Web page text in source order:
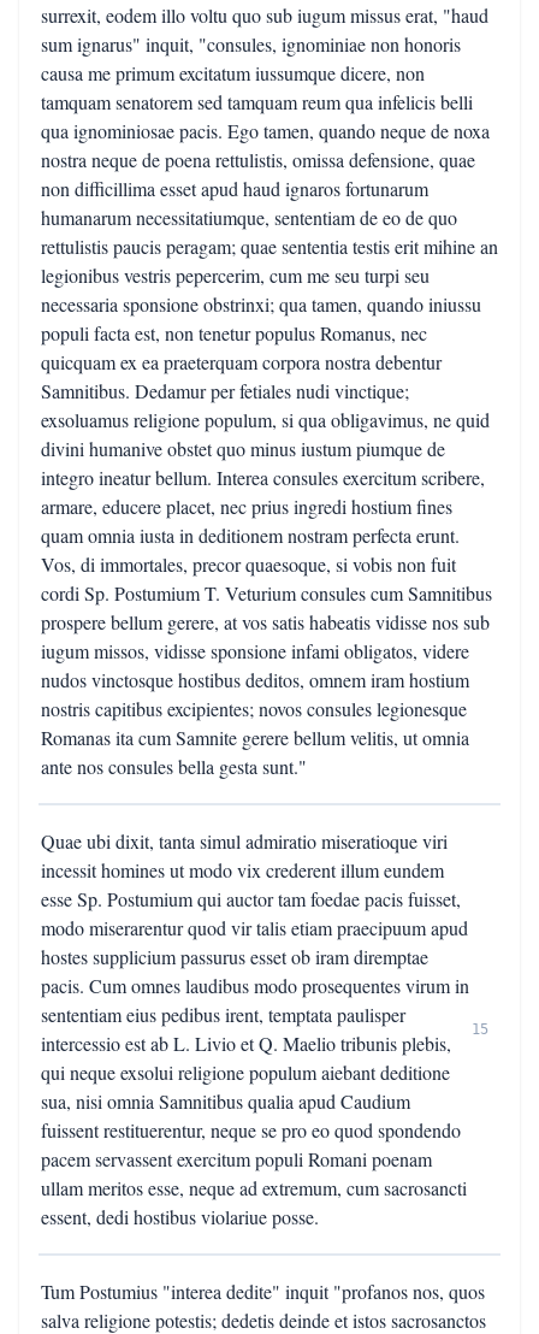
surrexit, eodem illo voltu quo sub iugum missus erat, "haud
sum ignarus" inquit, "consules, ignominiae non honoris
causa me primum excitatum iussumque dicere, non
tamquam senatorem sed tamquam reum qua infelicis belli
qua ignominiosae pacis. Ego tamen, quando neque de noxa
nostra neque de poena rettulistis, omissa defensione, quae
non difficillima esset apud haud ignaros fortunarum
humanarum necessitatiumque, sententiam de eo de quo
rettulistis paucis peragam; quae sententia testis erit mihine an
legionibus vestris pepercerim, cum me seu turpi seu
necessaria sponsione obstrinxi; qua tamen, quando iniussu
populi facta est, non tenetur populus Romanus, nec
quicquam ex ea praeterquam corpora nostra debentur
Samnitibus. Dedamur per fetiales nudi vinctique;
exsoluamus religione populum, si qua obligavimus, ne quid
divini humanive obstet quo minus iustum piumque de
integro ineatur bellum. Interea consules exercitum scribere,
armare, educere placet, nec prius ingredi hostium fines
quam omnia iusta in deditionem nostram perfecta erunt.
Vos, di immortales, precor quaesoque, si vobis non fuit
cordi Sp. Postumium T. Veturium consules cum Samnitibus
prospere bellum gerere, at vos satis habeatis vidisse nos sub
iugum missos, vidisse sponsione infami obligatos, videre
nudos vinctosque hostibus deditos, omnem iram hostium
nostris capitibus excipientes; novos consules legionesque
Romanas ita cum Samnite gerere bellum velitis, ut omnia
ante nos consules bella gesta sunt."
Quae ubi dixit, tanta simul admiratio miseratioque viri
incessit homines ut modo vix crederent illum eundem
esse Sp. Postumium qui auctor tam foedae pacis fuisset,
modo miserarentur quod vir talis etiam praecipuum apud
hostes supplicium passurus esset ob iram diremptae
pacis. Cum omnes laudibus modo prosequentes virum in
sententiam eius pedibus irent, temptata paulisper
intercessio est ab L. Livio et Q. Maelio tribunis plebis,
qui neque exsolui religione populum aiebant deditione
sua, nisi omnia Samnitibus qualia apud Caudium
fuissent restituerentur, neque se pro eo quod spondendo
pacem servassent exercitum populi Romani poenam
ullam meritos esse, neque ad extremum, cum sacrosancti
essent, dedi hostibus violariue posse.
15
Tum Postumius "interea dedite" inquit "profanos nos, quos
salva religione potestis; dedetis deinde et istos sacrosanctos